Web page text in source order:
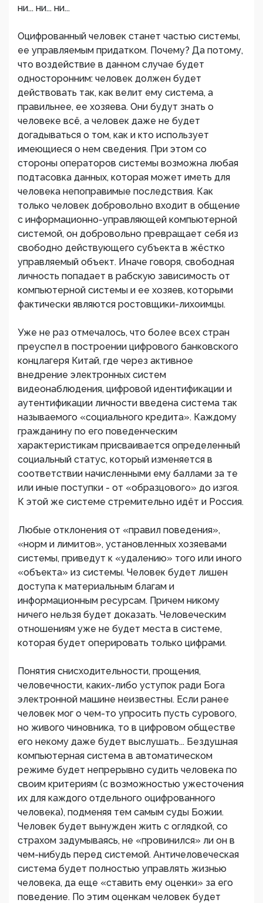
ни... ни... ни...
Оцифрованный человек станет частью системы,
ее управляемым придатком. Почему? Да потому,
что воздействие в данном случае будет
односторонним: человек должен будет
действовать так, как велит ему система, а
правильнее, ее хозяева. Они будут знать о
человеке всё, а человек даже не будет
догадываться о том, как и кто использует
имеющиеся о нем сведения. При этом со
стороны операторов системы возможна любая
подтасовка данных, которая может иметь для
человека непоправимые последствия. Как
только человек добровольно входит в общение
с информационно-управляющей компьютерной
системой, он добровольно превращает себя из
свободно действующего субъекта в жёстко
управляемый объект. Иначе говоря, свободная
личность попадает в рабскую зависимость от
компьютерной системы и ее хозяев, которыми
фактически являются ростовщики-лихоимцы.
Уже не раз отмечалось, что более всех стран
преуспел в построении цифрового банковского
концлагеря Китай, где через активное
внедрение электронных систем
видеонаблюдения, цифровой идентификации и
аутентификации личности введена система так
называемого «социального кредита». Каждому
гражданину по его поведенческим
характеристикам присваивается определенный
социальный статус, который изменяется в
соответствии начисленными ему баллами за те
или иные поступки - от «образцового» до изгоя.
К этой же системе стремительно идёт и Россия.
Любые отклонения от «правил поведения»,
«норм и лимитов», установленных хозяевами
системы, приведут к «удалению» того или иного
«объекта» из системы. Человек будет лишен
доступа к материальным благам и
информационным ресурсам. Причем никому
ничего нельзя будет доказать. Человеческим
отношениям уже не будет места в системе,
которая будет оперировать только цифрами.
Понятия снисходительности, прощения,
человечности, каких-либо уступок ради Бога
электронной машине неизвестны. Если ранее
человек мог о чем-то упросить пусть сурового,
но живого чиновника, то в цифровом обществе
его некому даже будет выслушать... Бездушная
компьютерная система в автоматическом
режиме будет непрерывно судить человека по
своим критериям (с возможностью ужесточения
их для каждого отдельного оцифрованного
человека), подменяя тем самым суды Божии.
Человек будет вынужден жить с оглядкой, со
страхом задумываясь, не «провинился» ли он в
чем-нибудь перед системой. Античеловеческая
система будет полностью управлять жизнью
человека, да еще «ставить ему оценки» за его
поведение. По этим оценкам человек будет